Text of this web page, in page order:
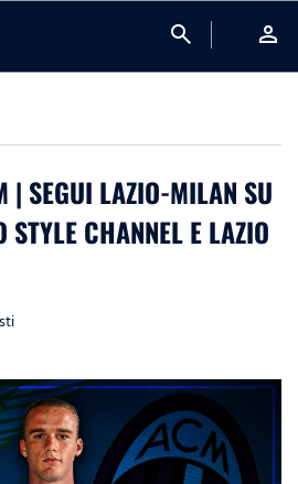
search person
| SEGUI LAZIO-MILAN SU
CHANNEL E LAZIO